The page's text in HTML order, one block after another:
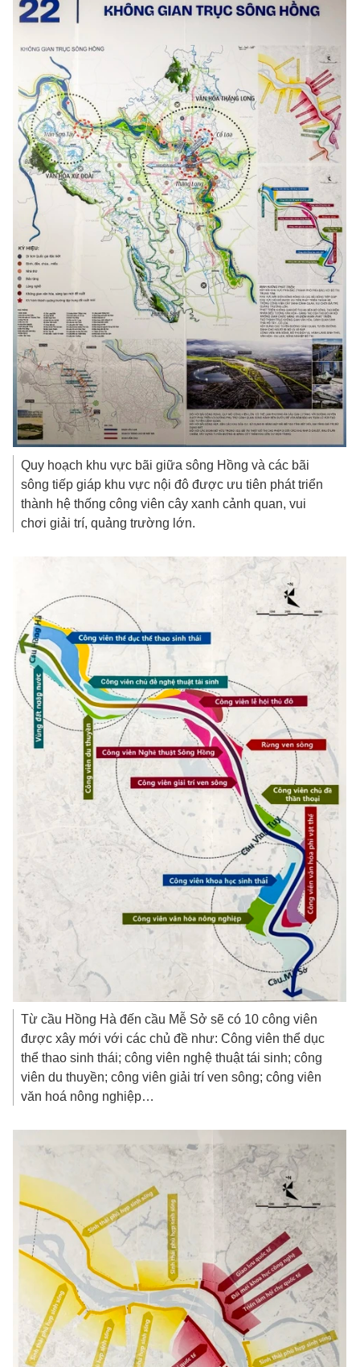
Quy hoạch khu vực bãi giữa sông Hồng và các bãi
sông tiếp giáp khu vực nội đô được ưu tiên phát triển
thành hệ thống công viên cây xanh cảnh quan, vui
chơi giải trí, quảng trường lớn.
Từ cầu Hồng Hà đến cầu Mễ Sở sẽ có 10 công viên
được xây mới với các chủ đề như: Công viên thể dục
thể thao sinh thái; công viên nghệ thuật tái sinh; công
viên du thuyền; công viên giải trí ven sông; công viên
văn hoá nông nghiệp…